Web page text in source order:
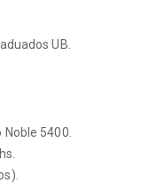
UB.
5400.